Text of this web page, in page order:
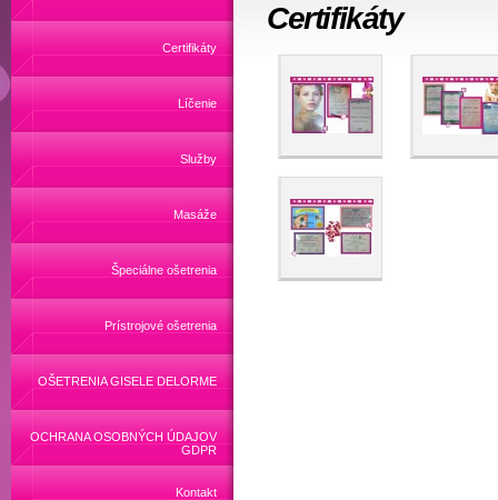
Certifikáty
Líčenie
Služby
Masáže
Špeciálne ošetrenia
Prístrojové ošetrenia
OŠETRENIA GISELE DELORME
OCHRANA OSOBNÝCH ÚDAJOV
GDPR
Kontakt
Certifikáty